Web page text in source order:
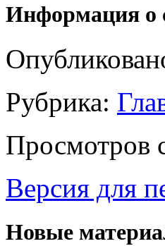
Информация о
Рубрика:
Просмотров
Версия для
Новые